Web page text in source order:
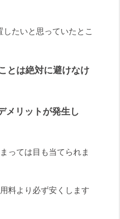
たいと思っていたとこ
とは絶対に避けなけ
メリットが発生し
っては目も当てられま
料より必ず安くします